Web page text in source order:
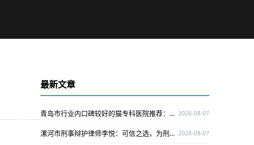
最新文章
青岛市行业内口碑较好的猫专科医院推荐：咪咪猫医院专业靠谱 2026-08-07
漯河市刑事辩护律师李悦：可信之选，为刑事辩护官司保驾护航 2026-08-07